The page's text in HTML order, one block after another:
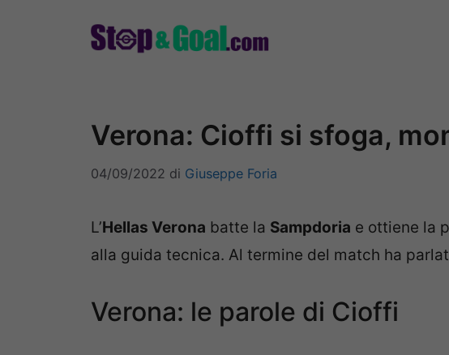
Verona: Cioffi si sfoga,
04/09/2022 di Giuseppe Foria
L’Hellas Verona batte la Sampdoria e ottiene la
alla guida tecnica. Al termine del match ha
Verona: le parole di Cioffi